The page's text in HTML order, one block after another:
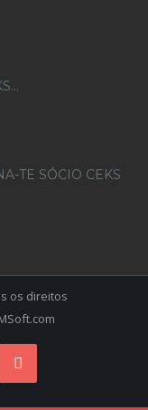
TE SÓCIO CEKS
os direitos
Skype